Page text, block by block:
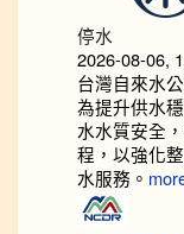
停水
2026-08-06,
台灣自來水
為提升供水
水水質安全
程，以強化
水服務。